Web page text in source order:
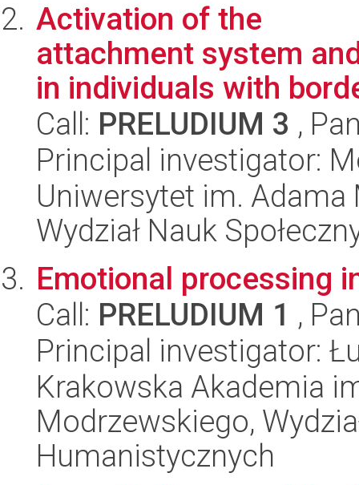
Activation of the
attachment system
in individuals with
Call: PRELUDIUM 3 ,
Principal investigator:
Uniwersytet im.
Wydział Nauk
Emotional processing
Call: PRELUDIUM 1 ,
Principal investigator:
Krakowska Akademia
Modrzewskiego,
Humanistycznych